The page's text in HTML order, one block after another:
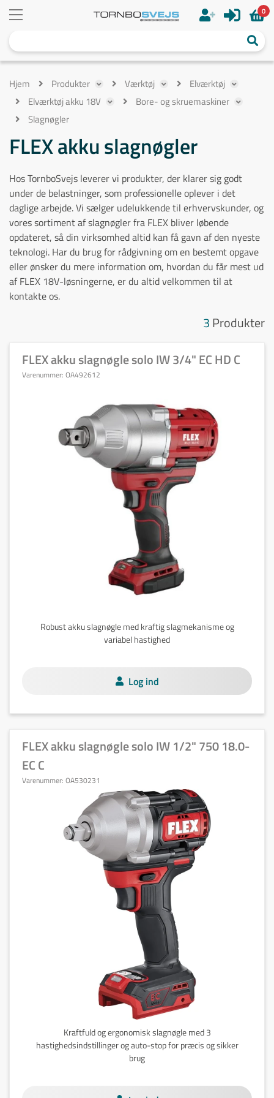
0
Hjem Produkter Værktøj
Elværktøj
Elværktøj akku 18V
Bore- og skruemaskiner
Slagnøgler
FLEX akku slagnøgler
Hos TornboSvejs leverer vi produkter, der klarer sig godt
under de belastninger, som professionelle oplever i det
daglige arbejde. Vi sælger udelukkende til erhvervskunder, og
vores sortiment af slagnøgler fra FLEX bliver løbende
opdateret, så din virksomhed altid kan få gavn af den nyeste
teknologi. Har du brug for rådgivning om en bestemt opgave
eller ønsker du mere information om, hvordan du får mest ud
af FLEX 18V-løsningerne, er du altid velkommen til at
kontakte os.
3Produkter
FLEX akku slagnøgle solo IW 3/4" EC HD C
Varenummer: OA492612
Robust akku slagnøgle med kraftig slagmekanisme og
variabel hastighed
Log ind
FLEX akku slagnøgle solo IW 1/2" 750 18.0-
EC C
Varenummer: OA530231
Kraftfuld og ergonomisk slagnøgle med 3
hastighedsindstillinger og auto-stop for præcis og sikker
brug